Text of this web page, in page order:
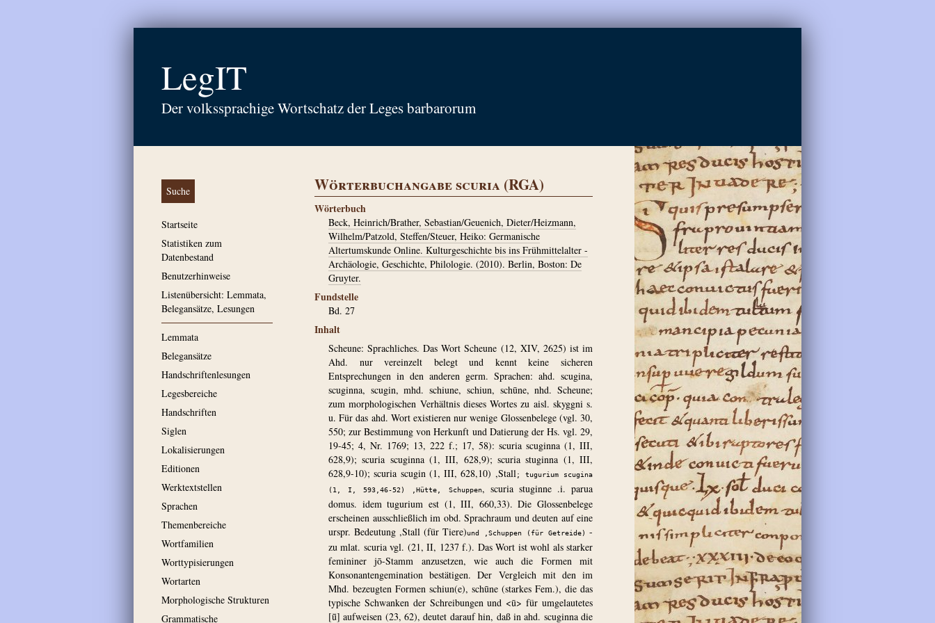
LegIT
Der volkssprachige Wortschatz der Leges barbarorum
Suche
Startseite
Statistiken zum
Datenbestand
Benutzerhinweise
Listenübersicht: Lemmata,
Belegansätze, Lesungen
Lemmata
Belegansätze
Handschriftenlesungen
Legesbereiche
Handschriften
Siglen
Lokalisierungen
Editionen
Werktextstellen
Sprachen
Themenbereiche
Wortfamilien
Worttypisierungen
Wortarten
Morphologische Strukturen
Grammatische
Wörterbuchangabe scuria (RGA)
Wörterbuch
Beck, Heinrich/Brather, Sebastian/Geuenich, Dieter/Heizmann,
Wilhelm/Patzold, Steffen/Steuer, Heiko: Germanische
Altertumskunde Online. Kulturgeschichte bis ins Frühmittelalter -
Archäologie, Geschichte, Philologie. (2010). Berlin, Boston: De
Gruyter.
Fundstelle
Bd. 27
Inhalt
Scheune: Sprachliches. Das Wort Scheune (12, XIV, 2625) ist im
Ahd. nur vereinzelt belegt und kennt keine sicheren
Entsprechungen in den anderen germ. Sprachen: ahd. scugina,
scuginna, scugin, mhd. schiune, schiun, schūne, nhd. Scheune;
zum morphologischen Verhältnis dieses Wortes zu aisl. skyggni s.
u. Für das ahd. Wort existieren nur wenige Glossenbelege (vgl. 30,
550; zur Bestimmung von Herkunft und Datierung der Hs. vgl. 29,
19-45; 4, Nr. 1769; 13, 222 f.; 17, 58): scuria scuginna (1, III,
628,9); scuria scuginna (1, III, 628,9); scuria stuginna (1, III,
628,9-10); scuria scugin (1, III, 628,10) ,Stall ; tugurium scugina
(1, I, 593,46-52) ,Hütte, Schuppen, scuria stuginne .i. parua
domus. idem tugurium est (1, III, 660,33). Die Glossenbelege
erscheinen ausschließlich im obd. Sprachraum und deuten auf eine
urspr. Bedeutung ,Stall (für Tiere)und ,Schuppen (für Getreide)
-
zu mlat. scuria vgl. (21, II, 1237 f.). Das Wort ist wohl als starker
femininer jō-Stamm anzusetzen, wie auch die Formen mit
Konsonantengemination bestätigen. Der Vergleich mit den im
Mhd. bezeugten Formen schiun(e), schūne (starkes Fem.), die das
typische Schwanken der Schreibungenund <ū> für umgelautetes
[ǖ] aufweisen (23, 62), deutet darauf hin, daß in ahd. scuginna die